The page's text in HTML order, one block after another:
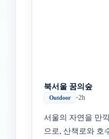
북서울 꿈의숲
Outdoor •2h
서울의 자연을 만
으로, 산책로와 호